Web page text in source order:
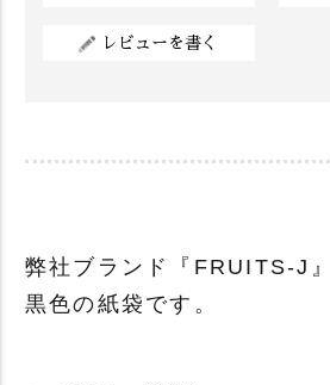
レビューを書く
弊社ブランド『FRUITS-J
黒色の紙袋です。